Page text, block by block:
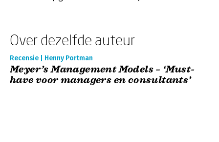
Over dezelfde auteur
Recensie | Henny Portman
Meyer’s Management Models – ‘Must-
have voor managers en consultants’